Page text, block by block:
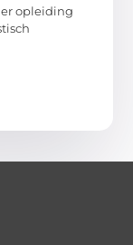
opleiding